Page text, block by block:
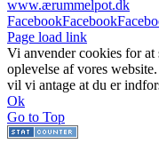
www.ærummelpot.dk
FacebookFacebook
Page load link
Vi anvender cookies for
oplevelse af vores
vil vi antage at du er
Ok
Go to Top